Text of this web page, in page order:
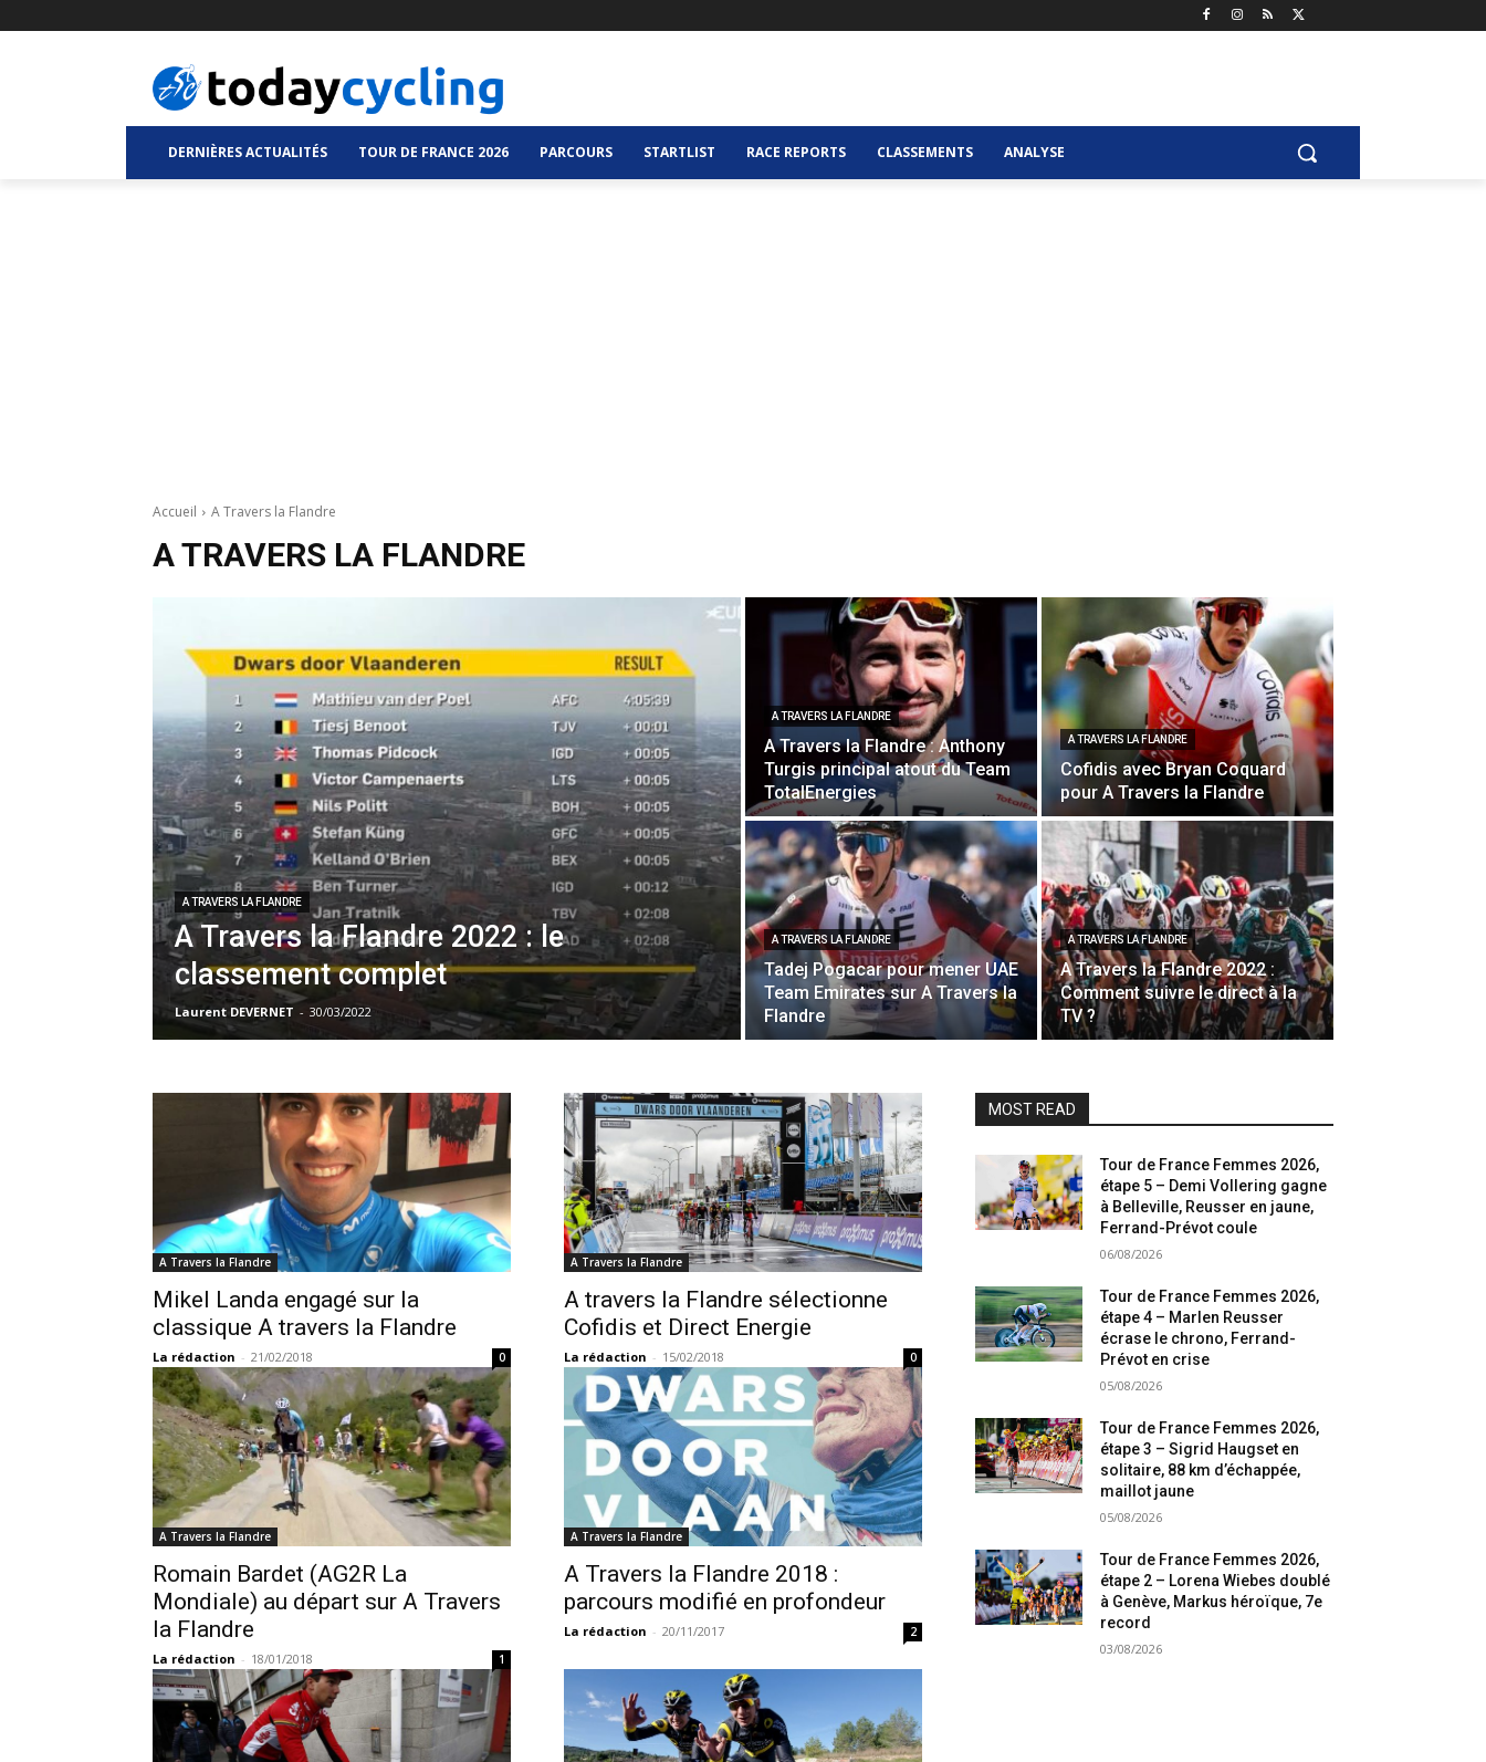
DERNIÈRES ACTUALITÉS TOUR DE FRANCE 2026 PARCOURS STARTLIST RACE REPORTS CLASSEMENTS ANALYSE
Accueil A Travers la Flandre
A TRAVERS LA FLANDRE
A TRAVERS LA FLANDRE
A Travers la Flandre 2022 : le
classement complet
Laurent DEVERNET - 30/03/2022
A TRAVERS LA FLANDRE
A Travers la Flandre : Anthony
Turgis principal atout du Team
TotalEnergies
A TRAVERS LA FLANDRE
Cofidis avec Bryan Coquard
pour A Travers la Flandre
A TRAVERS LA FLANDRE
Tadej Pogacar pour mener UAE
Team Emirates sur A Travers la
Flandre
A TRAVERS LA FLANDRE
A Travers la Flandre 2022 :
Comment suivre le direct à la
TV ?
A Travers la Flandre
Mikel Landa engagé sur la
classique A travers la Flandre
La rédaction - 21/02/2018 0
A Travers la Flandre
A travers la Flandre sélectionne
Cofidis et Direct Energie
La rédaction - 15/02/2018 0
A Travers la Flandre
Romain Bardet (AG2R La
Mondiale) au départ sur A Travers
la Flandre
La rédaction - 18/01/2018 1
A Travers la Flandre
A Travers la Flandre 2018 :
parcours modifié en profondeur
La rédaction - 20/11/2017 2
MOST READ
Tour de France Femmes 2026,
étape 5 – Demi Vollering gagne
à Belleville, Reusser en jaune,
Ferrand-Prévot coule
06/08/2026
Tour de France Femmes 2026,
étape 4 – Marlen Reusser
écrase le chrono, Ferrand-
Prévot en crise
05/08/2026
Tour de France Femmes 2026,
étape 3 – Sigrid Haugset en
solitaire, 88 km d’échappée,
maillot jaune
05/08/2026
Tour de France Femmes 2026,
étape 2 – Lorena Wiebes doublé
à Genève, Markus héroïque, 7e
record
03/08/2026